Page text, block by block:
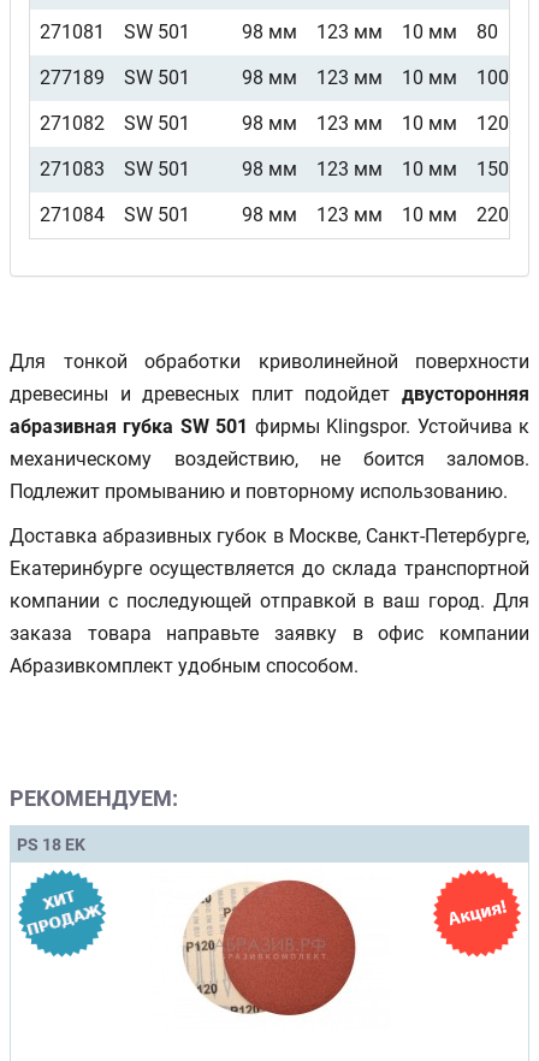
271081
SW 501 98 мм 123 мм 10 мм
80
277189
SW 501 98 мм 123 мм 10 мм
100
271082
SW 501 98 мм 123 мм 10 мм
120
271083
SW 501 98 мм 123 мм 10 мм
150
271084
SW 501 98 мм 123 мм 10 мм 220
Для тонкой обработки криволинейной поверхности
древесины и древесных плит подойдет двусторонняя
абразивная губка SW 501 фирмы Klingspor. Устойчива к
механическому воздействию, не боится заломов.
Подлежит промыванию и повторному использованию.
Доставка абразивных губок в Москве, Санкт-Петербурге,
Екатеринбурге осуществляется до склада транспортной
компании с последующей отправкой в ваш город. Для
заказа товара направьте заявку в офис компании
Абразивкомплект удобным способом.
РЕКОМЕНДУЕМ:
PS 18 EK